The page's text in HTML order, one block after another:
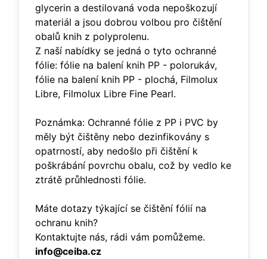
glycerin a destilovaná voda nepoškozují
materiál a jsou dobrou volbou pro čištění
obalů knih z polyprolenu.
Z naší nabídky se jedná o tyto ochranné
fólie: fólie na balení knih PP - polorukáv,
fólie na balení knih PP - plochá, Filmolux
Libre, Filmolux Libre Fine Pearl.
Poznámka: Ochranné fólie z PP i PVC by
měly být čištěny nebo dezinfikovány s
opatrností, aby nedošlo při čištění k
poškrábání povrchu obalu, což by vedlo ke
ztrátě průhlednosti fólie.
Máte dotazy týkající se čištění fólií na
ochranu knih?
Kontaktujte nás, rádi vám pomůžeme.
info@ceiba.cz